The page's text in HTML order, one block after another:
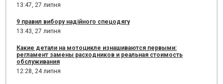
13:47, 27 липня
9 правил вибору надійного спецодягу
13:43, 27 липня
Какие детали на мотоцикле изнашиваются первыми:
регламент замены расходников и реальная стоимость
обслуживания
12:28, 24 липня